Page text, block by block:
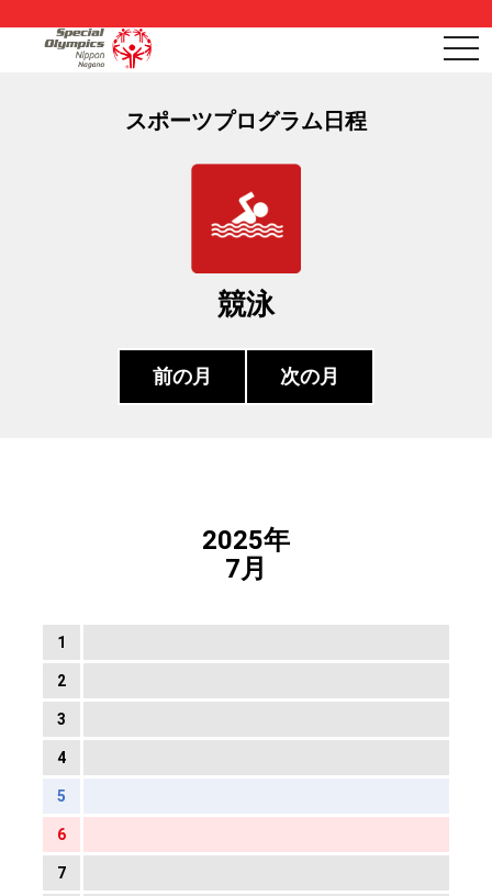
スポーツプログラム日程
競泳
前の月 次の月
2025年
7月
1
2
3
4
5
6
7